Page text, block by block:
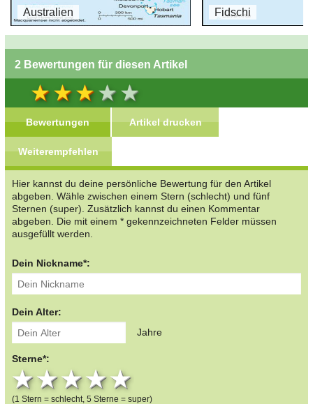
Australien Fidschi
2 Bewertungen für diesen Artikel
Bewertungen Artikel drucken
Weiterempfehlen
Hier kannst du deine persönliche Bewertung für den Artikel
abgeben. Wähle zwischen einem Stern (schlecht) und fünf
Sternen (super). Zusätzlich kannst du einen Kommentar
abgeben. Die mit einem * gekennzeichneten Felder müssen
ausgefüllt werden.
Dein Nickname*:
Dein Alter:
Jahre
Sterne*:
4 stars
3 stars
2 stars
1 star
(1 Stern = schlecht, 5 Sterne = super)